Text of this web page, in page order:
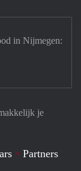
je
Partners
in Nijmegen: